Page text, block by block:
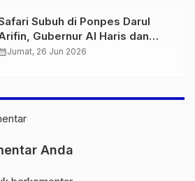
Subuh di Ponpes Darul
Gubernur Al Haris dan
Ikut Istigasah dan
Jumat, 26 Jun 2026
Anda